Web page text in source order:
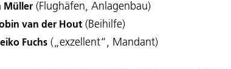
Müller (Flughäfen, Anlagenbau)
van der Hout (Beihilfe)
Fuchs („exzellent“, Mandant)